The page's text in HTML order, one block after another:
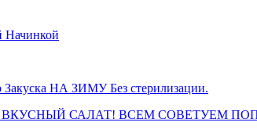
Начинкой
НА ЗИМУ Без стерилизации.
САЛАТ! ВСЕМ СОВЕТУЕМ